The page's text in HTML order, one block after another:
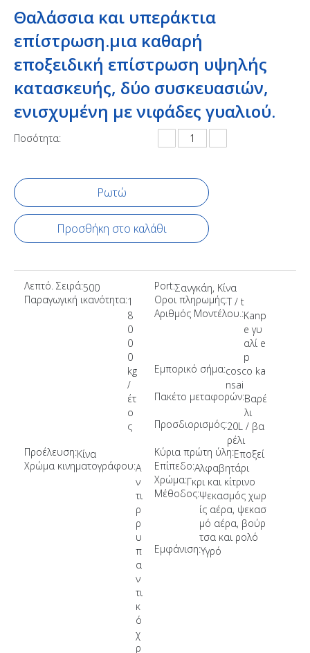
Θαλάσσια και υπεράκτια
επίστρωση.μια καθαρή
εποξειδική επίστρωση υψηλής
κατασκευής, δύο συσκευασιών,
ενισχυμένη με νιφάδες γυαλιού.
Ποσότητα:
Ρωτώ
Προσθήκη στο καλάθι
Λεπτό. Σειρά:500 Port:Σανγκάη, Κίνα
Παραγωγική ικανότητα:1
8
0
0
0
kg
/
έτ
ο
ς
Οροι πληρωμής:T / t
Αριθμός Μοντέλου.:Kanp
e γυ
αλί e
p
Εμπορικό σήμα:cosco ka
nsai
Πακέτο μεταφορών:Βαρέ
λι
Προσδιορισμός:20L / βα
ρέλι
Προέλευση:Κίνα Κύρια πρώτη ύλη:Εποξεί
Χρώμα κινηματογράφου:Α
ν
τι
ρ
ρ
υ
π
α
ν
τι
κ
ό
χ
ρ
Επίπεδο:Αλφαβητάρι
Χρώμα:Γκρι και κίτρινο
Μέθοδος:Ψεκασμός χωρ
ίς αέρα, ψεκασ
μό αέρα, βούρ
τσα και ρολό
Εμφάνιση:Υγρό